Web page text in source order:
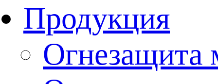
Продукция
Огнезащита